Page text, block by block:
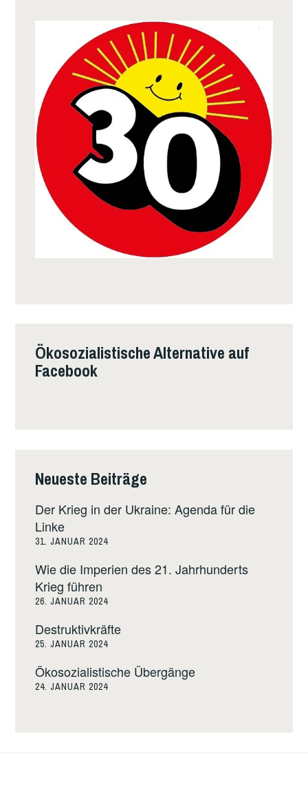
Ökosozialistische Alternative auf
Facebook
Neueste Beiträge
Der Krieg in der Ukraine: Agenda für die
Linke
31. JANUAR 2024
Wie die Imperien des 21. Jahrhunderts
Krieg führen
26. JANUAR 2024
Destruktivkräfte
25. JANUAR 2024
Ökosozialistische Übergänge
24. JANUAR 2024